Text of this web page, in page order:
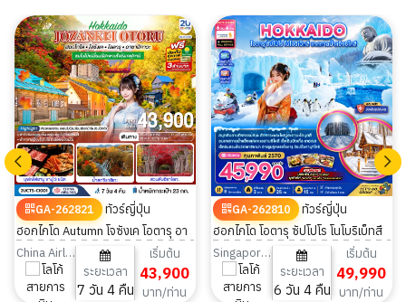
GA-262821
ทัวร์ญี่ปุ่น
ฮอกไกโด Autumn โจซังเค โอตารุ อา
ซาฮิคาว่า เที่ยวครบทุกวัน 7 วัน 4 คืน
China Airlines
ระยะเวลา
7 วัน 4 คืน
เริ่มต้น
43,900
บาท/ท่าน
GA-262810
ทัวร์ญี่ปุ่น
ฮอกไกโด โอตารุ ซัปโปโร โนโบริเบ็ทสึ
เทศกาลน้ำแข็งชิโคสึ 6วัน 4คืน
Singapore Airlines
ระยะเวลา
6 วัน 4 คืน
เริ่มต้น
49,990
บาท/ท่าน